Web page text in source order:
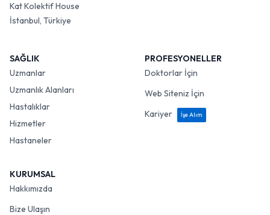
Kat Kolektif House
İstanbul, Türkiye
SAĞLIK
Uzmanlar
Uzmanlık Alanları
Hastalıklar
Hizmetler
Hastaneler
PROFESYONELLER
Doktorlar İçin
Web Siteniz İçin
Kariyer
İşe Alım
KURUMSAL
Hakkımızda
Bize Ulaşın